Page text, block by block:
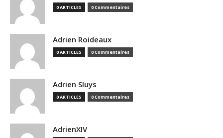
0 ARTICLES 0 Commentaires
Adrien Roideaux
0 ARTICLES 0 Commentaires
Adrien Sluys
0 ARTICLES 0 Commentaires
AdrienXIV